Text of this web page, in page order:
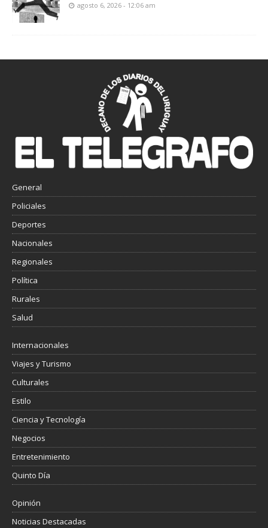
agosto 6, 2026 - 12:06 am
General
Policiales
Deportes
Nacionales
Regionales
Política
Rurales
Salud
Internacionales
Viajes y Turismo
Culturales
Estilo
Ciencia y Tecnología
Negocios
Entretenimiento
Quinto Día
Opinión
Noticias Destacadas